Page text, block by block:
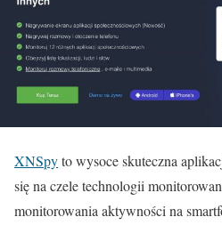
XNSpyto wysoce skuteczna
się na czele technologii
monitorowania aktywności na